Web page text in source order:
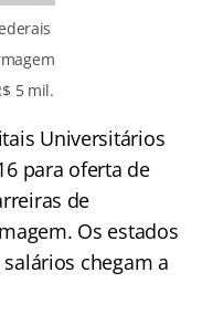
5 mil.
Universitários
para oferta de
de
Os estados
chegam a